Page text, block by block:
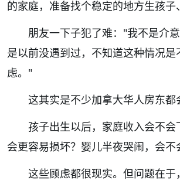
的家庭，准备找个稳定的地方生孩子
朋友一下子犯了难："我不是介
是以前没遇到过，不知道这种情况是
虑。"
这其实是不少加拿大华人房东都
孩子出生以后，家庭收入会不会
会更容易损坏？婴儿半夜哭闹，会不
这些顾虑都很现实。但问题在于